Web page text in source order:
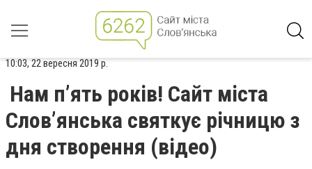
10:03, 22 вересня 2019 р.
Нам п’ять років! Сайт міста
Слов’янська святкує річницю з
дня створення (відео)